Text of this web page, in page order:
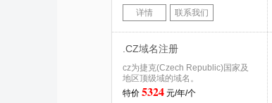
详情 联系我们
.CZ域名注册
cz为捷克(Czech Republic)国家及
地区顶级域的域名。
特价 5324 元/年/个